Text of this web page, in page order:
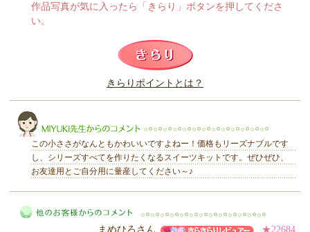
このレビューは参考になりましたか？
作品写真が気に入ったら「きらり」ボタンを押してくださ
い。
きらりポイントとは？
MIYUKI先生からのコメント
この小ささがなんともかわいいですよねー！価格もリーズナブルです
し、シリーズすべてを作りたくなるスイーツキットです。ぜひぜひ、
お友達用とご自分用に量産してください～♪
まめひろさん ★22684